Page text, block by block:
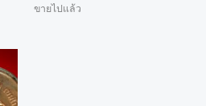
ขายไปแล้ว